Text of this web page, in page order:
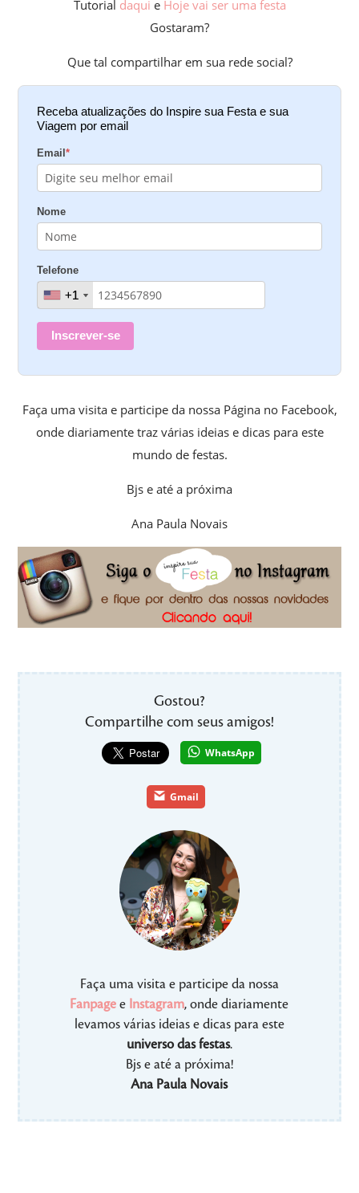
Tutorial daqui e Hoje vai ser uma festa
Gostaram?
Que tal compartilhar em sua rede social?
Receba atualizações do Inspire sua Festa e sua
Viagem por email
Email*
Nome
Telefone
+1
+1
Inscrever-se
Faça uma visita e participe da nossa Página no Facebook,
onde diariamente traz várias ideias e dicas para este
mundo de festas.
Bjs e até a próxima
Ana Paula Novais
Gostou?
Compartilhe com seus amigos!
WhatsApp
Gmail
Faça uma visita e participe da nossa
Fanpage e Instagram, onde diariamente
levamos várias ideias e dicas para este
universo das festas.
Bjs e até a próxima!
Ana Paula Novais